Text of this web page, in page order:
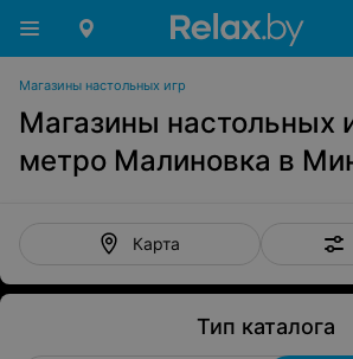
Магазины настольных игр
Магазины настольных
метро Малиновка в
Карта
Тип каталога